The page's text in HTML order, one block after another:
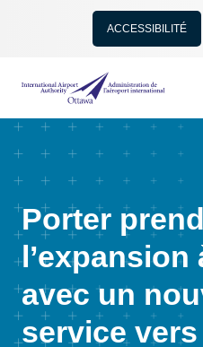
ACCESSIBILITÉ
Administration de l’aéroport
Porter
l’expansion
avec un
service